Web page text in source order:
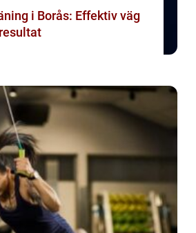
i Borås: Effektiv väg